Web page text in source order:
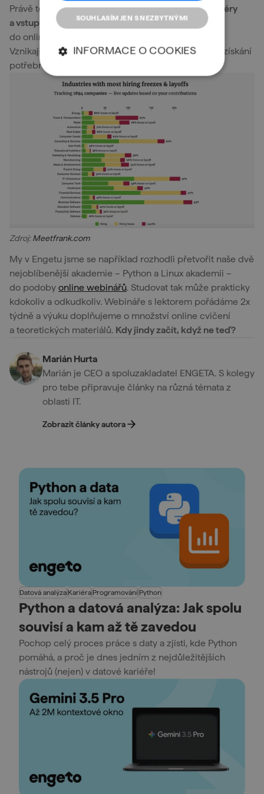
Právě teď.
Teď je ta ideální příležitost ke změně kariéry
a vstupu do IT světa.Většina činností se přesouvá
do online prostředí a výjimkou není ani vzdělávání.
Vznikají nové projekty zaměřené na online výuku a získání
potřebných znalostí „z pohodlí domova“.
Zdroj:Meetfrank.com
My v Engetu jsme se například rozhodli přetvořit naše dvě
nejoblíbenější akademie – Python a Linux akademii –
do podoby online webinářů. Studovat tak může prakticky
kdokoliv a odkudkoliv. Webináře s lektorem pořádáme 2x
týdně a výuku doplňujeme o množství online cvičení
a teoretických materiálů. Kdy jindy začít, když ne teď?
Marián Hurta
Marián je CEO a spoluzakladatel ENGETA. S kolegy
pro tebe připravuje články na různá témata z
oblasti IT.
Zobrazit články autora
Datová analýza Kariéra Programování Python
Python a datová analýza: Jak spolu
souvisí a kam až tě zavedou
Pochop celý proces práce s daty a zjisti, kde Python
pomáhá, a proč je dnes jedním z nejdůležitějších
nástrojů (nejen) v datové kariéře!
SOUHLASÍM JEN S NEZBYTNÝMI
INFORMACE O COOKIES